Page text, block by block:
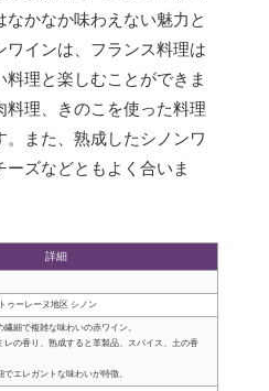
かなか味わえない魅力と
ワインは、フランス料理は
料理と楽しむことができま
料理、きのこを使った料理
。また、熟成したシノンワ
ズなどともよく合いま
詳細
ゥーレーヌ地区 シノン
細で複雑な味わいの赤ワイン。
レの香り、熟成すると革製品、スパイス、土の香
エレガントな味わいが特徴。